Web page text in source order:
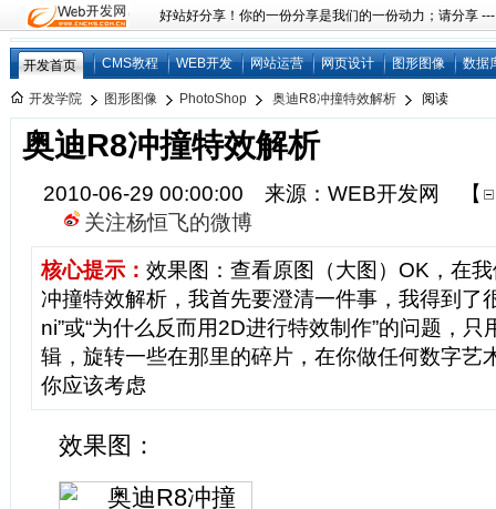
好站好分享！你的一份分享是我们的一份动力；请分享
开发首页 CMS教程 WEB开发 网站运营 网页设计 图形图像 数据
开发学院 图形图像 PhotoShop 奥迪R8冲撞特效解析 阅读
奥迪R8冲撞特效解析
2010-06-29 00:00:00 来源：WEB开发网
【
关注杨恒飞的微博
核心提示： 效果图：查看原图（大图）OK，在
冲撞特效解析，我首先要澄清一件事，我得到了
ni”或“为什么反而用2D进行特效制作”的问题，
辑，旋转一些在那里的碎片，在你做任何数字艺
你应该考虑
效果图：